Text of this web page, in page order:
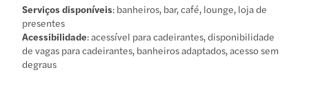
Serviços disponíveis: banheiros, bar, café, lounge, loja de
presentes
Acessibilidade: acessível para cadeirantes, disponibilidade
de vagas para cadeirantes, banheiros adaptados, acesso sem
degraus